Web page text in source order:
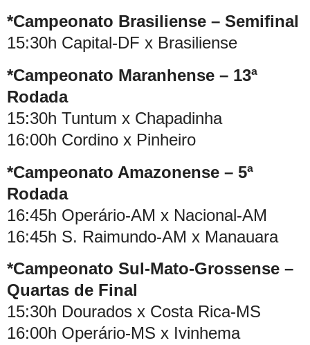
*Campeonato Brasiliense – Semifinal
15:30h Capital-DF x Brasiliense
*Campeonato Maranhense – 13ª
Rodada
15:30h Tuntum x Chapadinha
16:00h Cordino x Pinheiro
*Campeonato Amazonense – 5ª
Rodada
16:45h Operário-AM x Nacional-AM
16:45h S. Raimundo-AM x Manauara
*Campeonato Sul-Mato-Grossense –
Quartas de Final
15:30h Dourados x Costa Rica-MS
16:00h Operário-MS x Ivinhema